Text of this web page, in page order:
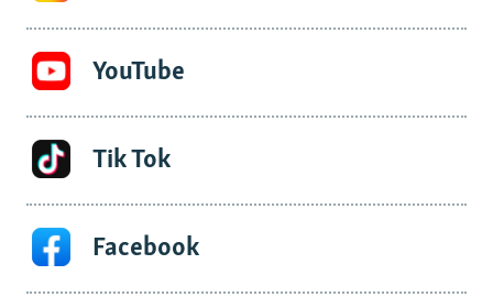
YouTube
Tik Tok
Facebook